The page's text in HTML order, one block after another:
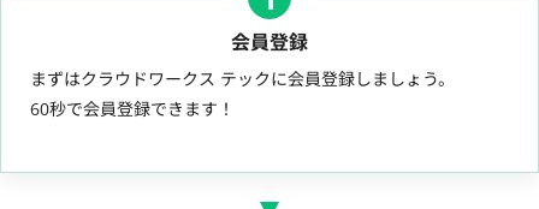
会員登録
まずはクラウドワークス テックに会員登録しましょう。
60秒で会員登録できます！